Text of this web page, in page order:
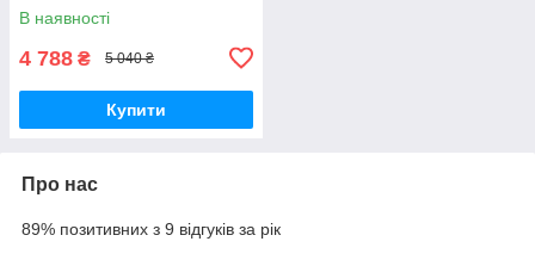
В наявності
4 788 ₴ 5 040 ₴
Купити
Про нас
89% позитивних з 9 відгуків за рік